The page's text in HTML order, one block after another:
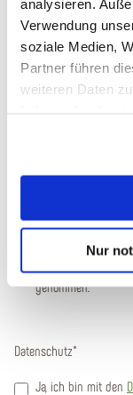
analysieren.
Verwendung
soziale Medien,
Partner führen
weiteren Daten
Cookies, wenn
Nur
Bitte bestätigen Sie,
Ja, ich habe das
einer
genommen.
Datenschutz*
Ja, ich bin mit den